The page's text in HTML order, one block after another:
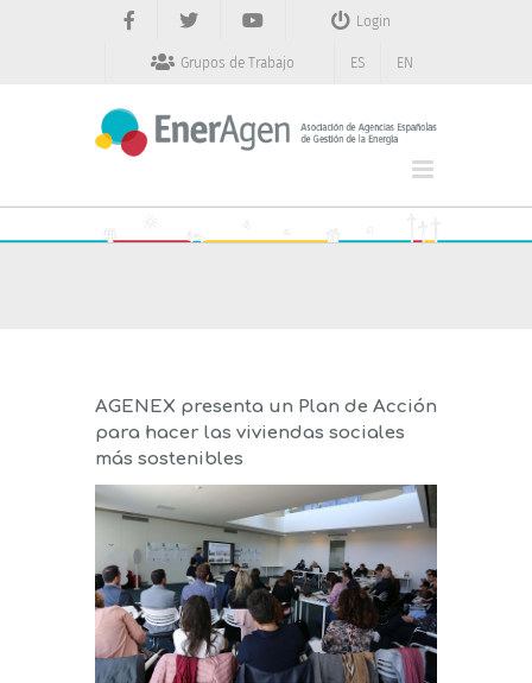
Login
Grupos de Trabajo ES EN
AGENEX presenta un Plan de Acción
para hacer las viviendas sociales
más sostenibles